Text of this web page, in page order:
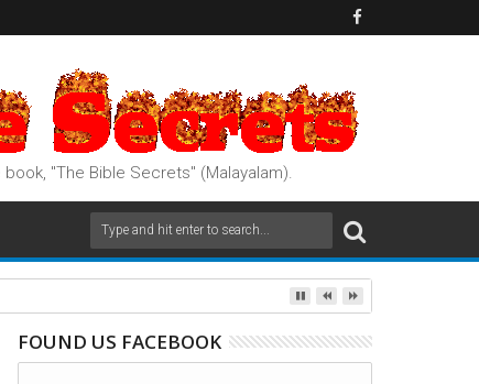
"The Bible Secrets" (Malayalam).
FOUND US FACEBOOK